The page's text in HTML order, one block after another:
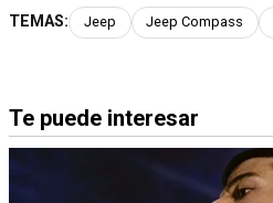
TEMAS: Jeep Jeep Compass